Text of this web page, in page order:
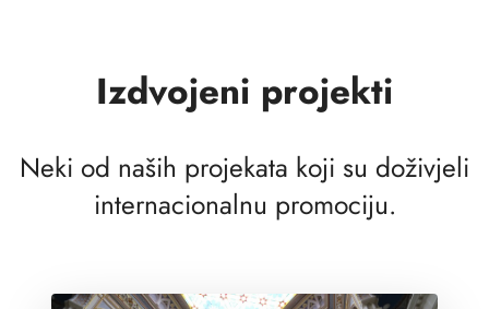
Izdvojeni projekti
Neki od naših projekata koji su doživjeli
internacionalnu promociju.